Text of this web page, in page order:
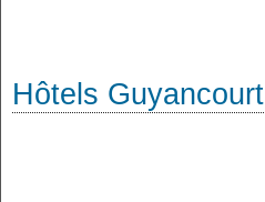
Hôtels Guyancourt